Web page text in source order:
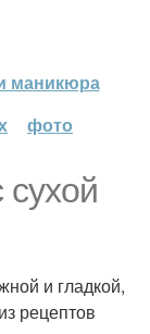
маникюра
фото
и гладкой,
рецептов